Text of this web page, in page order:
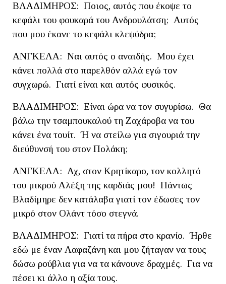
ΒΛΑΔΙΜΗΡΟΣ: Ποιος, αυτός που έκοψε το
κεφάλι του φουκαρά του Ανδρουλάτση; Αυτός
που μου έκανε το κεφάλι κλεψύδρα;
ΑΝΓΚΕΛΑ: Ναι αυτός ο αναιδής. Μου έχει
κάνει πολλά στο παρελθόν αλλά εγώ τον
συγχωρώ. Γιατί είναι και αυτός φυσικός.
ΒΛΑΔΙΜΗΡΟΣ: Είναι ώρα να τον συγυρίσω. Θα
βάλω την τσαμπουκαλού τη Ζαχάροβα να του
κάνει ένα τουίτ. Ή να στείλω για σιγουριά την
διεύθυνσή του στον Πολάκη;
ΑΝΓΚΕΛΑ: Αχ, στον Κρητίκαρο, τον κολλητό
του μικρού Αλέξη της καρδιάς μου! Πάντως
Βλαδίμηρε δεν κατάλαβα γιατί τον έδωσες τον
μικρό στον Ολάντ τόσο στεγνά.
ΒΛΑΔΙΜΗΡΟΣ: Γιατί τα πήρα στο κρανίο. Ήρθε
εδώ με έναν Λαφαζάνη και μου ζήταγαν να τους
δώσω ρούβλια για να τα κάνουνε δραχμές. Για να
πέσει κι άλλο η αξία τους.